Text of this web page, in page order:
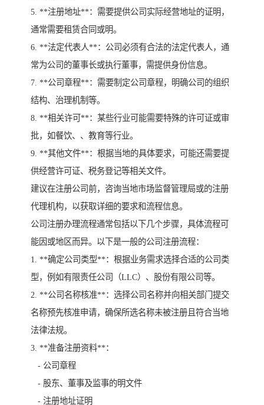
5. **注册地址**：需要提供公司实际经营地址的证明，
通常需要租赁合同或明。
6. **法定代表人**：公司必须有合法的法定代表人，通
常为公司的董事长或执行董事，需提供身份信息。
7. **公司章程**：需要制定公司章程，明确公司的组织
结构、治理机制等。
8. **相关许可**：某些行业可能需要特殊的许可证或审
批，如餐饮、、教育等行业。
9. **其他文件**：根据当地的具体要求，可能还需要提
供经营许可证、税务登记等相关文件。
建议在注册公司前，咨询当地市场监督管理局或的注册
代理机构，以获取详细的要求和流程信息。
公司注册办理流程通常包括以下几个步骤，具体流程可
能因或地区而异。以下是一般的公司注册流程：
1. **确定公司类型**：根据业务需求选择合适的公司类
型，例如有限责任公司（LLC）、股份有限公司等。
2. **公司名称核准**：选择公司名称并向相关部门提交
名称预先核准申请，确保所选名称未被注册且符合当地
法律法规。
3. **准备注册资料**：
- 公司章程
- 股东、董事及监事的明文件
- 注册地址证明